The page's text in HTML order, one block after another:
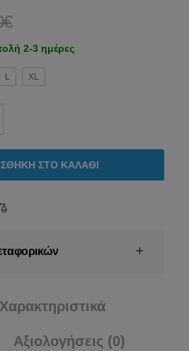
2-3 ημέρες
L XL
ΣΤΟ ΚΑΛΆΘΙ
Χαρακτηριστικά
Αξιολογήσεις (0)